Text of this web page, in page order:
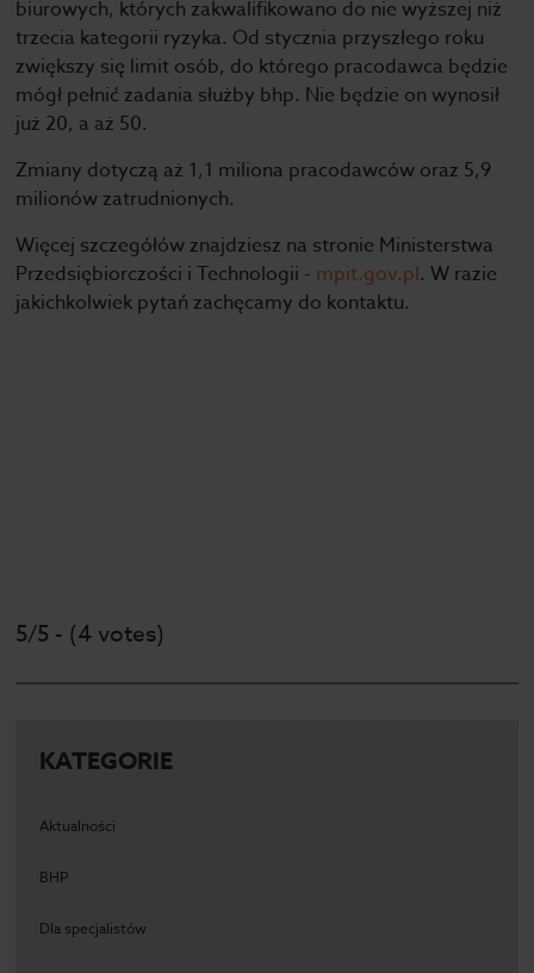
biurowych, których zakwalifikowano do nie wyższej niż
trzecia kategorii ryzyka. Od stycznia przyszłego roku
zwiększy się limit osób, do którego pracodawca będzie
mógł pełnić zadania służby bhp. Nie będzie on wynosił
już 20, a aż 50.
Zmiany dotyczą aż 1,1 miliona pracodawców oraz 5,9
milionów zatrudnionych.
Więcej szczegółów znajdziesz na stronie Ministerstwa
Przedsiębiorczości i Technologii - mpit.gov.pl. W razie
jakichkolwiek pytań zachęcamy do kontaktu.
5/5 - (4 votes)
KATEGORIE
Aktualności
BHP
Dla specjalistów